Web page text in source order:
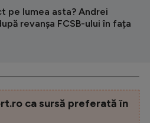
pe lumea asta? Andrei
revanșa FCSB-ului în fața
ca sursă preferată în